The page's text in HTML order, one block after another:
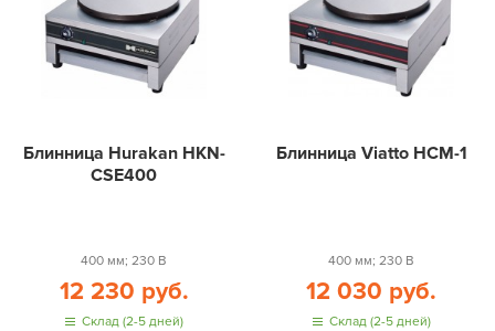
Блинница Hurakan HKN-
CSE400
400 мм; 230 В
12 230 руб.
Склад (2-5 дней)
Блинница Viatto HCM-1
400 мм; 230 В
12 030 руб.
Склад (2-5 дней)